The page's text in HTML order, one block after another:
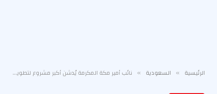
الرئيسية » السعودية » نائب أمير مكة المكرمة يُدشّن أكبر مشروع لتطوير مخططات جوهرة العروس شمال جدة